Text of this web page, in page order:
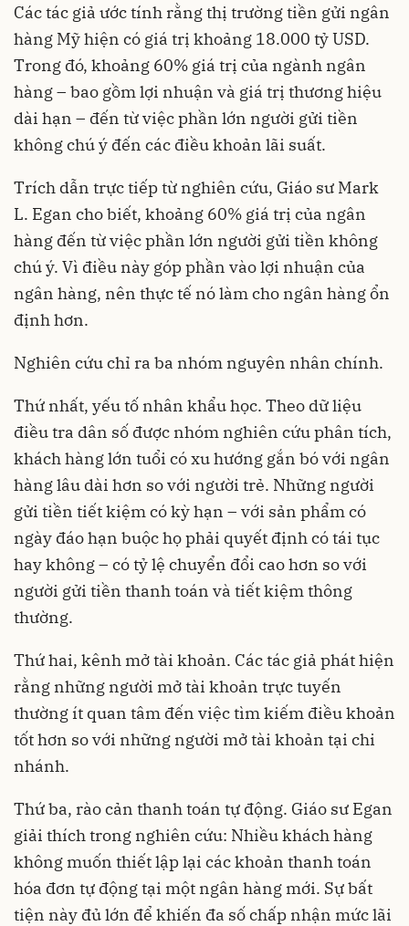
Các tác giả ước tính rằng thị trường tiền gửi ngân
hàng Mỹ hiện có giá trị khoảng 18.000 tỷ USD.
Trong đó, khoảng 60% giá trị của ngành ngân
hàng – bao gồm lợi nhuận và giá trị thương hiệu
dài hạn – đến từ việc phần lớn người gửi tiền
không chú ý đến các điều khoản lãi suất.
Trích dẫn trực tiếp từ nghiên cứu, Giáo sư Mark
L. Egan cho biết, khoảng 60% giá trị của ngân
hàng đến từ việc phần lớn người gửi tiền không
chú ý. Vì điều này góp phần vào lợi nhuận của
ngân hàng, nên thực tế nó làm cho ngân hàng ổn
định hơn.
Nghiên cứu chỉ ra ba nhóm nguyên nhân chính.
Thứ nhất, yếu tố nhân khẩu học. Theo dữ liệu
điều tra dân số được nhóm nghiên cứu phân tích,
khách hàng lớn tuổi có xu hướng gắn bó với ngân
hàng lâu dài hơn so với người trẻ. Những người
gửi tiền tiết kiệm có kỳ hạn – với sản phẩm có
ngày đáo hạn buộc họ phải quyết định có tái tục
hay không – có tỷ lệ chuyển đổi cao hơn so với
người gửi tiền thanh toán và tiết kiệm thông
thường.
Thứ hai, kênh mở tài khoản. Các tác giả phát hiện
rằng những người mở tài khoản trực tuyến
thường ít quan tâm đến việc tìm kiếm điều khoản
tốt hơn so với những người mở tài khoản tại chi
nhánh.
Thứ ba, rào cản thanh toán tự động. Giáo sư Egan
giải thích trong nghiên cứu: Nhiều khách hàng
không muốn thiết lập lại các khoản thanh toán
hóa đơn tự động tại một ngân hàng mới. Sự bất
tiện này đủ lớn để khiến đa số chấp nhận mức lãi